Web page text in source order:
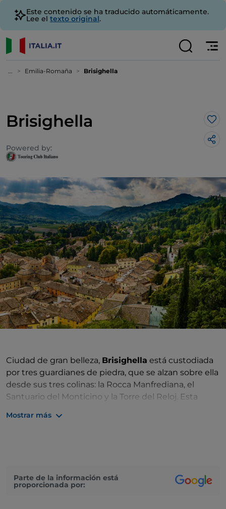
Este contenido se ha traducido automáticamente.
Lee el texto original.
... Emilia-Romaña Brisighella
Brisighella Me
Powered by:
Ciudad de gran belleza, Brisighella está custodiada
por tres guardianes de piedra, que se alzan sobre ella
desde sus tres colinas: la Rocca Manfrediana, el
Santuario del Monticino y la Torre del Reloj. Esta
atraviesan el territorio en busca de autenticidad y
Mostrar más
Parte de la información está
proporcionada por: